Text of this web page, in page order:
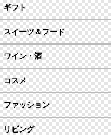
ギフト
スイーツ＆フード
ワイン・酒
コスメ
ファッション
リビング